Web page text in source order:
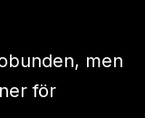
men
för